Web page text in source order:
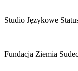
Studio Językowe
Fundacja Ziemia